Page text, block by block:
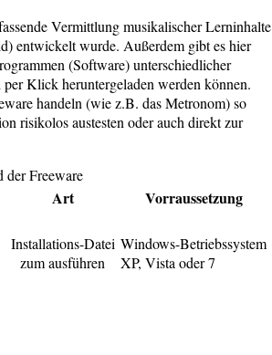
Vermittlung musikalischer Lerninhalte
entwickelt wurde. Außerdem gibt es hier
(Software) unterschiedlicher
Klick heruntergeladen werden können.
handeln (wie z.B. das Metronom) so
risikolos austesten oder auch direkt zur
der Freeware
Art Vorraussetzung
Installations-Datei
zum ausführen
Windows-Betriebssystem
XP, Vista oder 7